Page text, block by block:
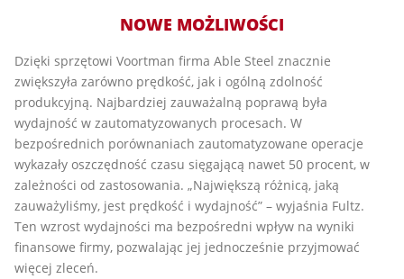
NOWE MOŻLIWOŚCI
Dzięki sprzętowi Voortman firma Able Steel znacznie
zwiększyła zarówno prędkość, jak i ogólną zdolność
produkcyjną. Najbardziej zauważalną poprawą była
wydajność w zautomatyzowanych procesach. W
bezpośrednich porównaniach zautomatyzowane operacje
wykazały oszczędność czasu sięgającą nawet 50 procent, w
zależności od zastosowania. „Największą różnicą, jaką
zauważyliśmy, jest prędkość i wydajność” – wyjaśnia Fultz.
Ten wzrost wydajności ma bezpośredni wpływ na wyniki
finansowe firmy, pozwalając jej jednocześnie przyjmować
więcej zleceń.